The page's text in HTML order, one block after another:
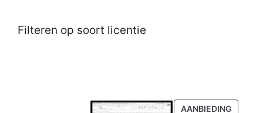
Filteren op soort licentie
AANBIEDING